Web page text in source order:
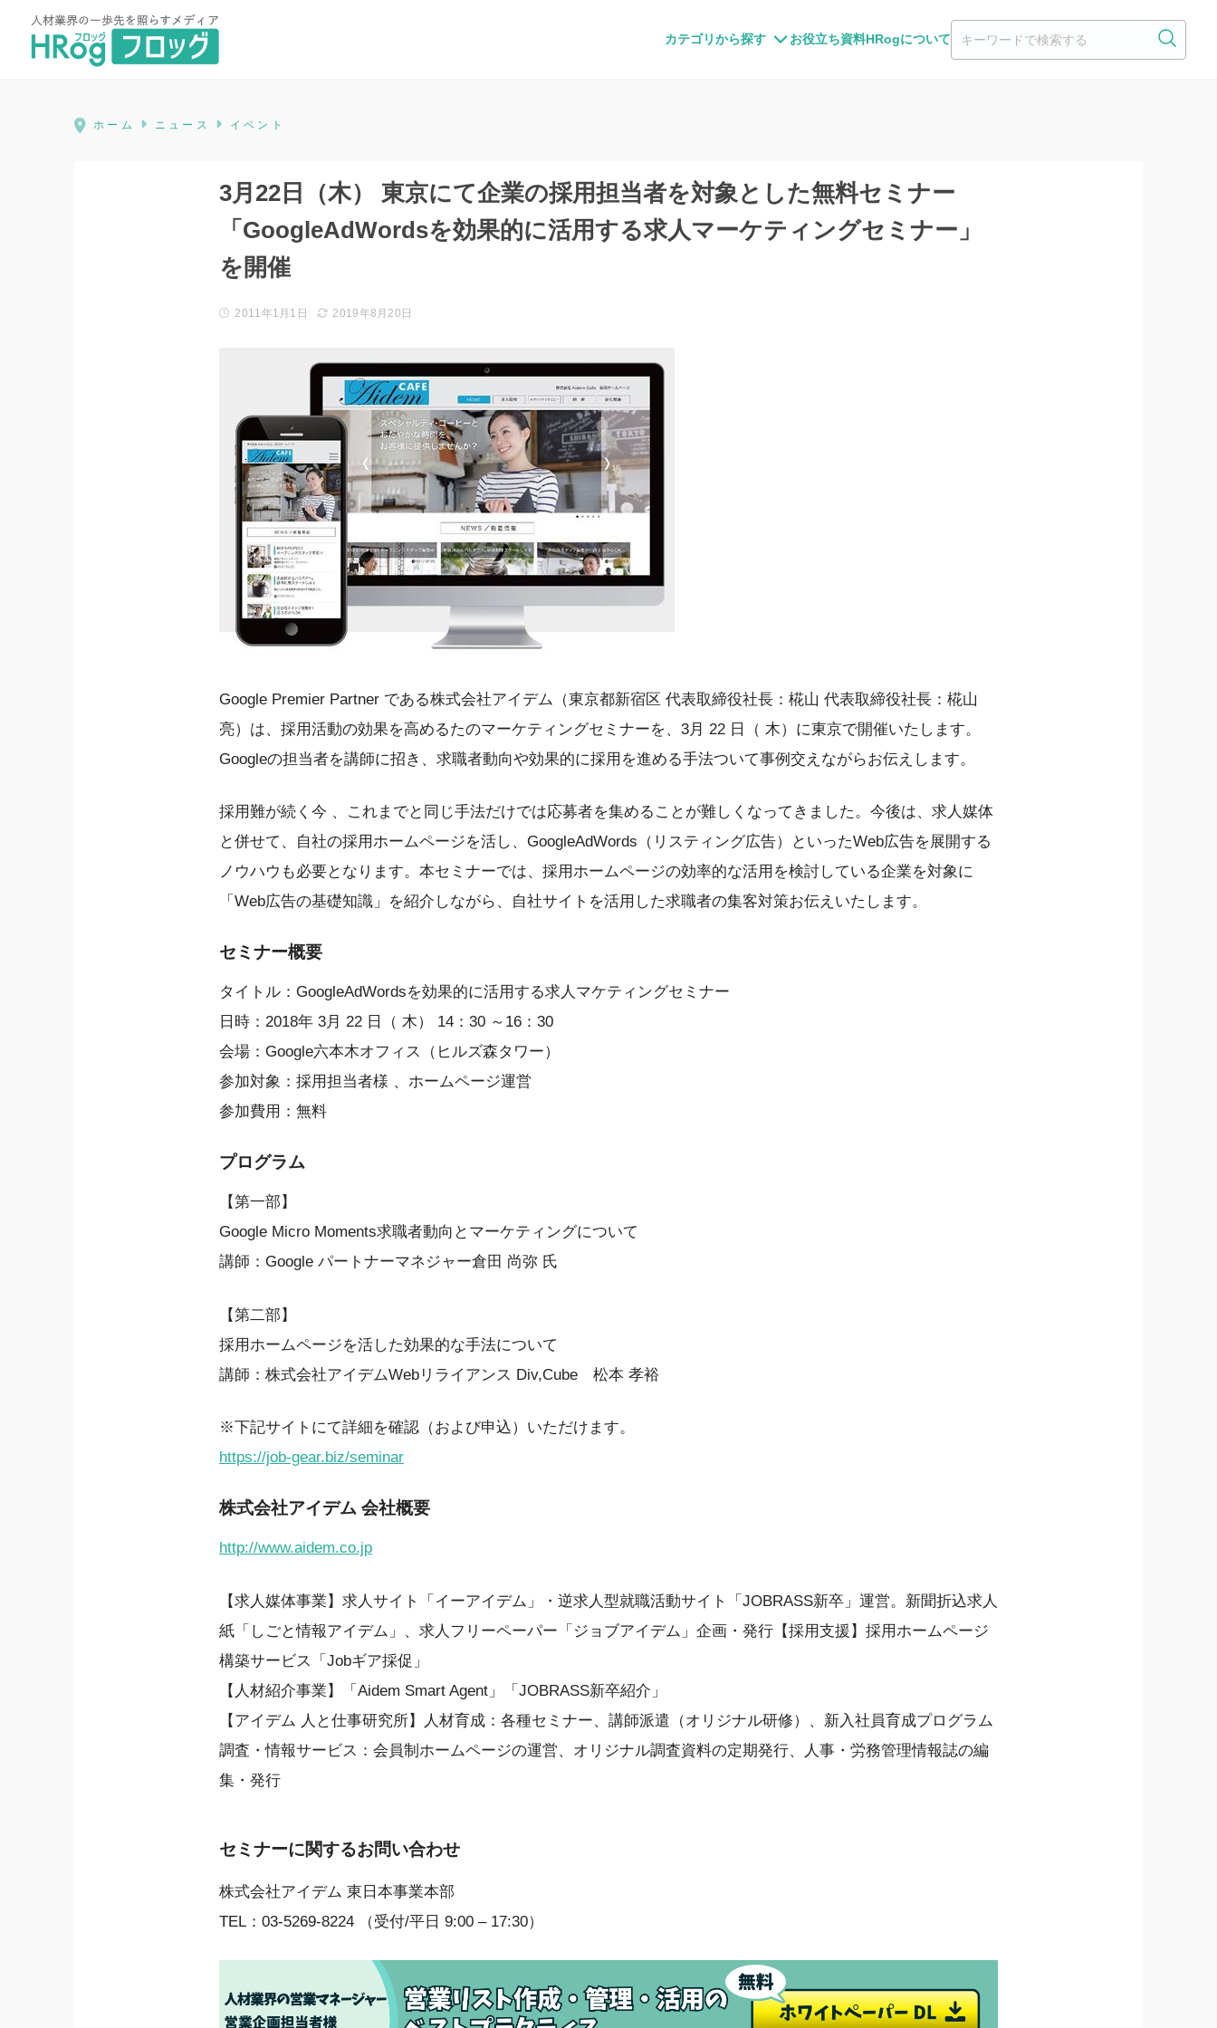
カテゴリから探す お役立ち資料HRogについて
HRog | 人材業界の一歩先を照らすメディア
ホーム ニュース イベント
3月22日（木） 東京にて企業の採用担当者を対象とした無料セミナー
「GoogleAdWordsを効果的に活用する求人マーケティングセミナー」
を開催
2011年1月1日 2019年8月20日
Google Premier Partner である株式会社アイデム（東京都新宿区 代表取締役社長：椛山 代表取締役社長：椛山
亮）は、採用活動の効果を高めるたのマーケティングセミナーを、3月 22 日（ 木）に東京で開催いたします。
Googleの担当者を講師に招き、求職者動向や効果的に採用を進める手法ついて事例交えながらお伝えします。
採用難が続く今 、これまでと同じ手法だけでは応募者を集めることが難しくなってきました。今後は、求人媒体
と併せて、自社の採用ホームページを活し、GoogleAdWords（リスティング広告）といったWeb広告を展開する
ノウハウも必要となります。本セミナーでは、採用ホームページの効率的な活用を検討している企業を対象に
「Web広告の基礎知識」を紹介しながら、自社サイトを活用した求職者の集客対策お伝えいたします。
セミナー概要
タイトル：GoogleAdWordsを効果的に活用する求人マケティングセミナー
日時：2018年 3月 22 日（ 木） 14：30 ～16：30
会場：Google六本木オフィス（ヒルズ森タワー）
参加対象：採用担当者様 、ホームページ運営
参加費用：無料
プログラム
【第一部】
Google Micro Moments求職者動向とマーケティングについて
講師：Google パートナーマネジャー倉田 尚弥 氏
【第二部】
採用ホームページを活した効果的な手法について
講師：株式会社アイデムWebリライアンス Div,Cube 松本 孝裕
※下記サイトにて詳細を確認（および申込）いただけます。
https://job-gear.biz/seminar
株式会社アイデム 会社概要
http://www.aidem.co.jp
【求人媒体事業】求人サイト「イーアイデム」・逆求人型就職活動サイト「JOBRASS新卒」運営。新聞折込求人
紙「しごと情報アイデム」、求人フリーペーパー「ジョブアイデム」企画・発行【採用支援】採用ホームページ
構築サービス「Jobギア採促」
【人材紹介事業】「Aidem Smart Agent」「JOBRASS新卒紹介」
【アイデム 人と仕事研究所】人材育成：各種セミナー、講師派遣（オリジナル研修）、新入社員育成プログラム
調査・情報サービス：会員制ホームページの運営、オリジナル調査資料の定期発行、人事・労務管理情報誌の編
集・発行
セミナーに関するお問い合わせ
株式会社アイデム 東日本事業本部
TEL：03-5269-8224 （受付/平日 9:00 – 17:30）